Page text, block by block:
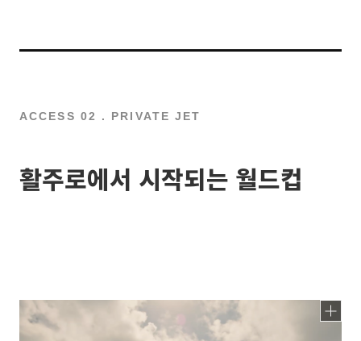
ACCESS 02 . PRIVATE JET
활주로에서 시작되는 월드컵